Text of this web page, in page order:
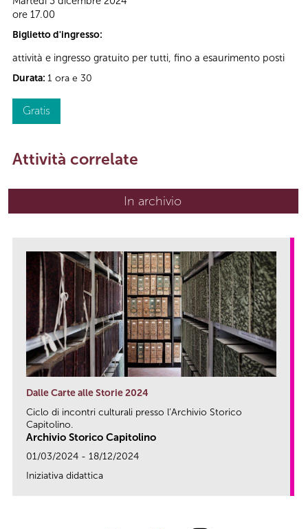
ore 17.00
Biglietto d'ingresso:
attività e ingresso gratuito per tutti, fino a esaurimento posti
Durata: 1 ora e 30
Gratis
Attività correlate
In archivio
Dalle Carte alle Storie 2024
Ciclo di incontri culturali presso l’Archivio Storico
Capitolino.
Archivio Storico Capitolino
01/03/2024 - 18/12/2024
Iniziativa didattica